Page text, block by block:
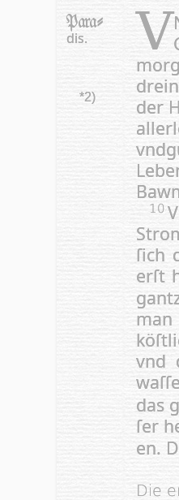
Para-
dis.
*2)
V
der
10
ſich
erſt
vnd
das
ſer
en.
Die